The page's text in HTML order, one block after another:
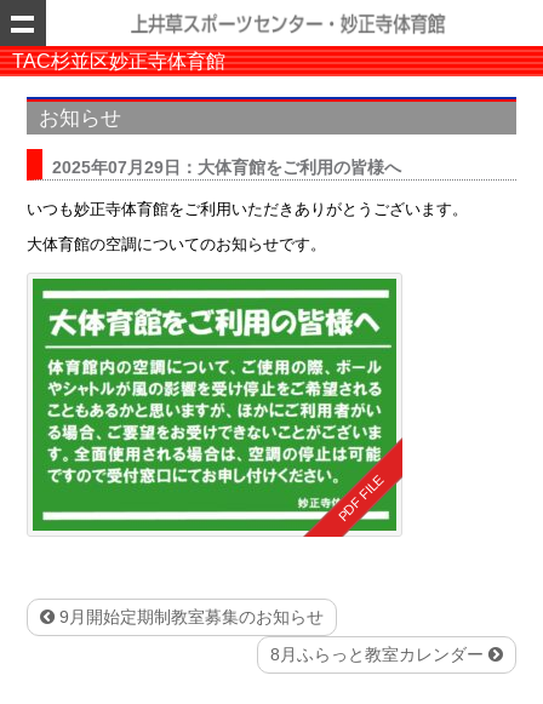
TAC杉並区妙正寺体育館
お知らせ
2025年07月29日：大体育館をご利用の皆様へ
いつも妙正寺体育館をご利用いただきありがとうございます。
大体育館の空調についてのお知らせです。
9月開始定期制教室募集のお知らせ
8月ふらっと教室カレンダー